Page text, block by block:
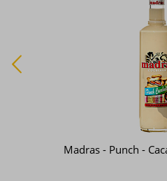
Madras - Punch -